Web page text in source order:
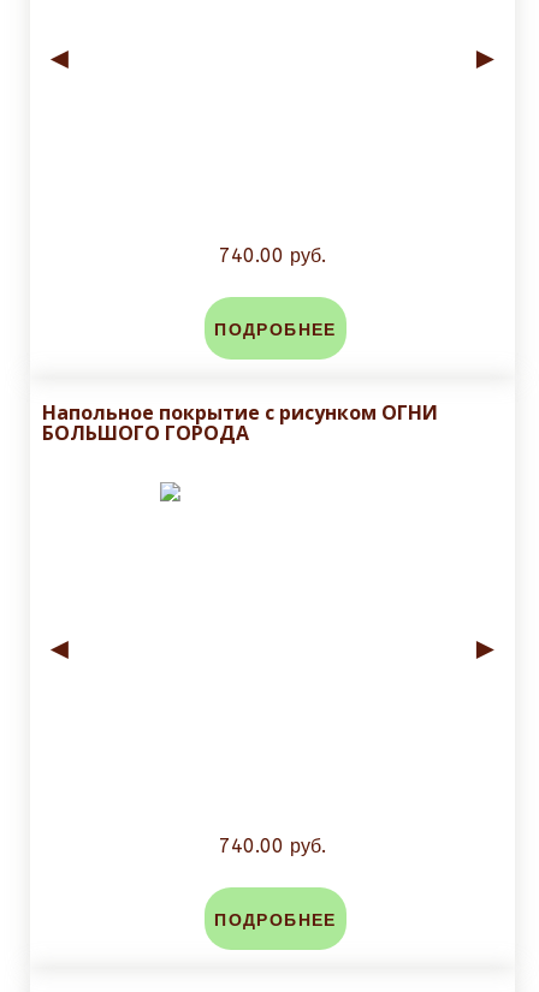
◄ ►
740.00 руб.
ПОДРОБНЕЕ
Напольное покрытие с рисунком ОГНИ
БОЛЬШОГО ГОРОДА
◄ ►
740.00 руб.
ПОДРОБНЕЕ